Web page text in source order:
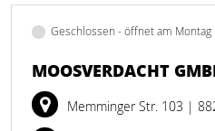
Geschlossen - öffnet am
MOOSVERDACHT
Memminger Str. 103 |